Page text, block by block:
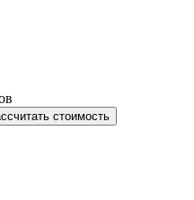
стоимость